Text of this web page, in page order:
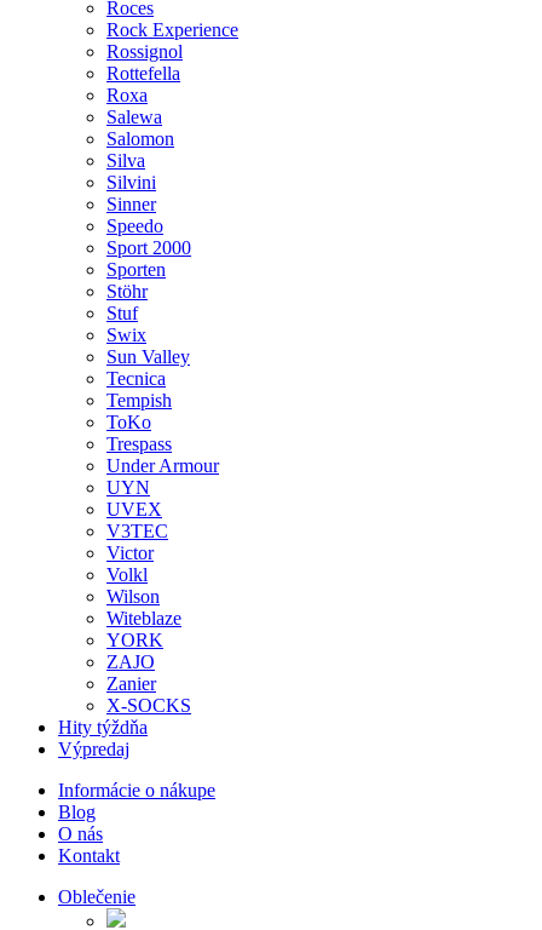
Roces
Rock Experience
Rossignol
Rottefella
Roxa
Salewa
Salomon
Silva
Silvini
Sinner
Speedo
Sport 2000
Sporten
Stöhr
Stuf
Swix
Sun Valley
Tecnica
Tempish
ToKo
Trespass
Under Armour
UYN
UVEX
V3TEC
Victor
Volkl
Wilson
Witeblaze
YORK
ZAJO
Zanier
X-SOCKS
Hity týždňa
Výpredaj
Informácie o nákupe
Blog
O nás
Kontakt
Oblečenie